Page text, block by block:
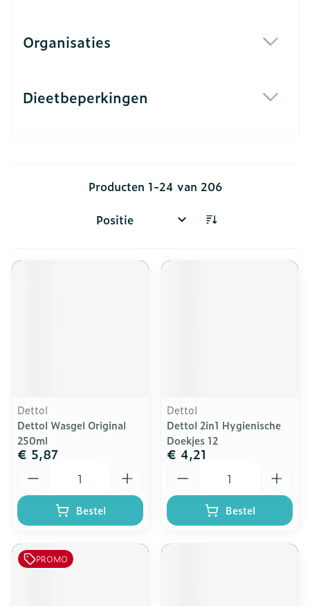
Organisaties
Dieetbeperkingen
Producten 1-24 van 206
Sorteer op:
Dettol
Dettol Wasgel Original
250ml
€ 5,87
Bestel
Dettol
Dettol 2in1 Hygienische
Doekjes 12
€ 4,21
Bestel
PROMO